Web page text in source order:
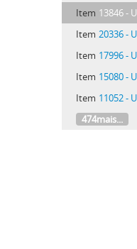
Item 13846 - UM APPARELHO PARA
Item 20336 - UMA CAIXA
Item 17996 - UM NOVO MODO DE
Item 15080 - UM PROCESSO
Item 11052 - UM NOVO PROCESSO PARA
474mais...